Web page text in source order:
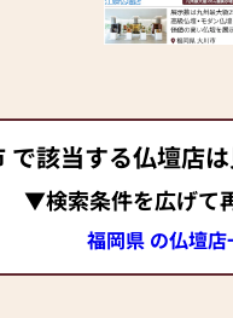
該当する仏壇店は
▼検索条件を広げて
福岡県 の仏壇店